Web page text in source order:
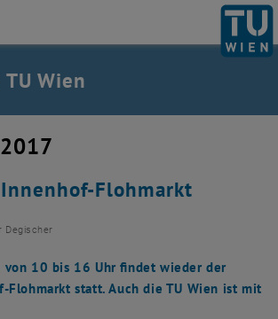
parent page TU Wien Homepage
Wien
Flohmarkt
Degischer
10 bis 16 Uhr findet wieder der
Flohmarkt statt. Auch die TU Wien ist mit